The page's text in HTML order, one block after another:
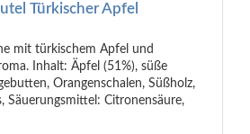
Türkischer Apfel
mit türkischem Apfel und
Inhalt: Äpfel (51%), süße
Orangenschalen, Süßholz,
Säuerungsmittel: Citronensäure,